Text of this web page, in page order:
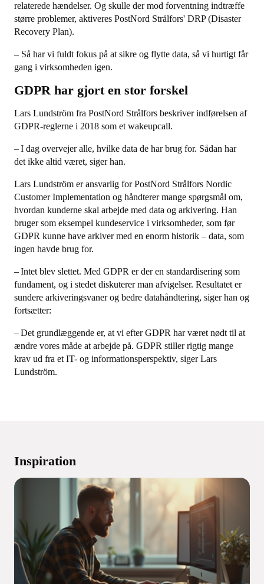
relaterede hændelser. Og skulle der mod forventning indtræffe
større problemer, aktiveres PostNord Strålfors' DRP (Disaster
Recovery Plan).
– Så har vi fuldt fokus på at sikre og flytte data, så vi hurtigt får
gang i virksomheden igen.
GDPR har gjort en stor forskel
Lars Lundström fra PostNord Strålfors beskriver indførelsen af
GDPR-reglerne i 2018 som et wakeupcall.
– I dag overvejer alle, hvilke data de har brug for. Sådan har
det ikke altid været, siger han.
Lars Lundström er ansvarlig for PostNord Strålfors Nordic
Customer Implementation og håndterer mange spørgsmål om,
hvordan kunderne skal arbejde med data og arkivering. Han
bruger som eksempel kundeservice i virksomheder, som før
GDPR kunne have arkiver med en enorm historik – data, som
ingen havde brug for.
– Intet blev slettet. Med GDPR er der en standardisering som
fundament, og i stedet diskuterer man afvigelser. Resultatet er
sundere arkiveringsvaner og bedre datahåndtering, siger han og
fortsætter:
– Det grundlæggende er, at vi efter GDPR har været nødt til at
ændre vores måde at arbejde på. GDPR stiller rigtig mange
krav ud fra et IT- og informationsperspektiv, siger Lars
Lundström.
Inspiration